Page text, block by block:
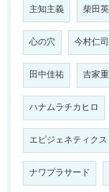
主知主義 柴田
心の穴 今村仁司
田中佳祐 吉家
ハナムラチカヒロ
エピジェネティクス
ナワプラサード